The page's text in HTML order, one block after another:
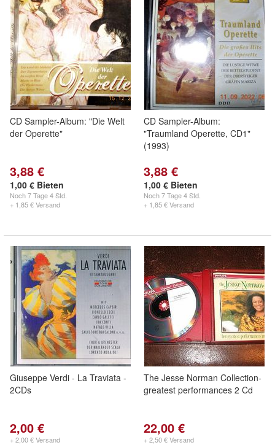
CD Sampler-Album: "Die Welt
der Operette"
3,88 €
1,00 € Bieten
Noch7 Tage 4 Std.
+ 1,85 € Versand
CD Sampler-Album:
"Traumland Operette, CD1"
(1993)
3,88 €
1,00 € Bieten
Noch7 Tage 4 Std.
+ 1,85 € Versand
Giuseppe Verdi - La Traviata -
2CDs
2,00 €
+ 2,00 € Versand
The Jesse Norman Collection-
greatest performances 2 Cd
22,00 €
+ 2,50 € Versand